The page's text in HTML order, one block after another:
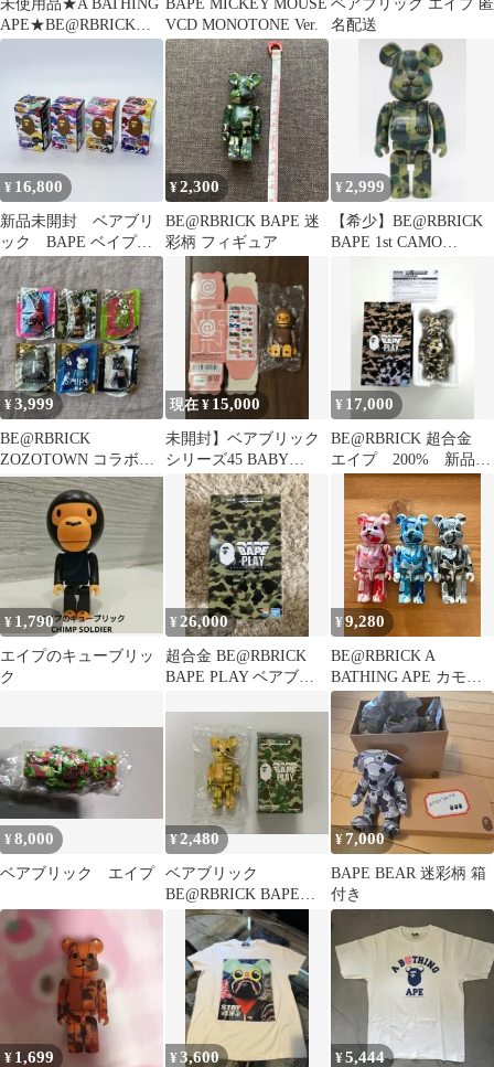
未使用品★A BATHING
APE★BE@RBRICK★Z
OZOTOWN
BAPE MICKEY MOUSE
VCD MONOTONE Ver.
ベアブリック エイプ 匿
名配送
¥ 16,800
新品未開封 ベアブリ
ック BAPE ベイプ
28th #1〜#4 4箱
¥2,300
BE@RBRICK BAPE 迷
彩柄 フィギュア
¥ 2,999
【希少】BE@RBRICK
BAPE 1st CAMO
¥3,999
BE@RBRICK
ZOZOTOWN コラボ
ストラップ ６点セッ
ト ⭐︎
現在 ¥ 15,000
未開封】ベアブリック
シリーズ45 BABY
MILO ベビーマイロ
¥ 17,000
BE@RBRICK 超合金
エイプ 200% 新品未
使用品 限定品 ape
¥ 1,790
エイプのキューブリッ
ク
¥26,000
超合金 BE@RBRICK
BAPE PLAY ベアブリ
¥9,280
BE@RBRICK A
BATHING APE カモフ
ラ 3体セット
¥8,000
ベアブリック エイプ
¥2,480
ベアブリック
BE@RBRICK BAPE
100％ イエローVer.
¥7,000
BAPE BEAR 迷彩柄 箱
付き
¥ 1,699 ¥3,600 ¥5,444